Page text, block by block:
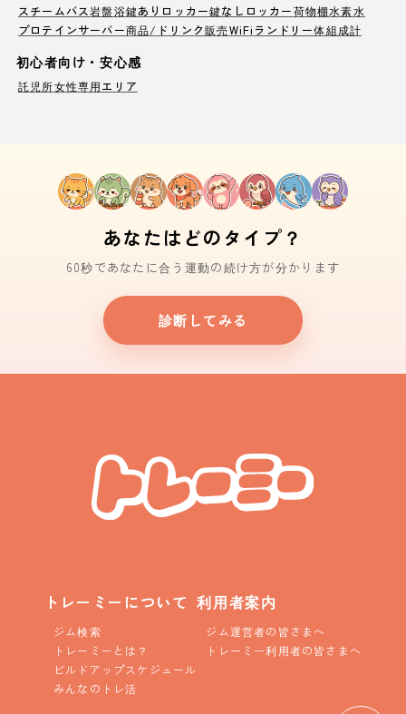
スチームバス岩盤浴鍵ありロッカー鍵なしロッカー荷物棚水素水
プロテインサーバー商品/ドリンク販売WiFi ランドリー体組成計
初心者向け・安心感
託児所女性専用エリア
あなたはどのタイプ？
60秒であなたに合う運動の続け方が分かります
診断してみる
トレーミーについて
ジム検索
トレーミーとは？
ビルドアップスケジュール
みんなのトレ活
利用者案内
ジム運営者の皆さまへ
トレーミー利用者の皆さまへ